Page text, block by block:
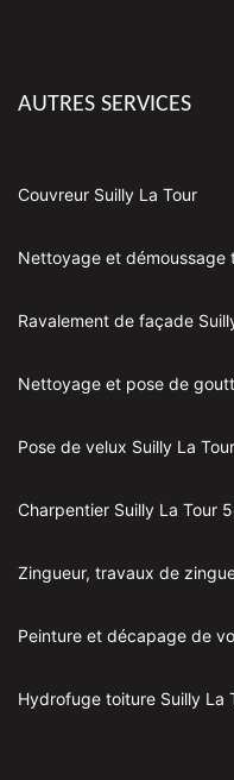
AUTRES SERVICES
Couvreur Suilly La Tour
Nettoyage et démoussage
Ravalement de façade
Nettoyage et pose de
Pose de velux Suilly La Tour
Charpentier Suilly La Tour
Zingueur, travaux de
Peinture et décapage de
Hydrofuge toiture Suilly La